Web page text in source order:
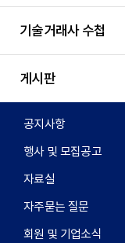
기술거래사 수첩
게시판
공지사항
행사 및 모집공고
자료실
자주묻는 질문
회원 및 기업소식